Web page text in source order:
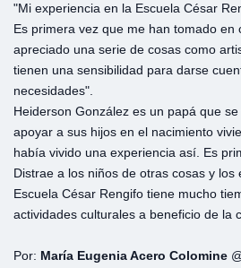
"Mi experiencia en la Escuela César
Es primera vez que me han tomado en
apreciado una serie de cosas como
tienen una sensibilidad para darse
necesidades".
Heiderson González es un papá que
apoyar a sus hijos en el nacimiento
había vivido una experiencia así. Es
Distrae a los niños de otras cosas y
Escuela César Rengifo tiene mucho
actividades culturales a beneficio de la
Por: María Eugenia Acero Colomine